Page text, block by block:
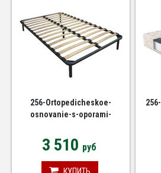
256-Ortopedicheskoe-
osnovanie-s-oporami-
3 510 руб